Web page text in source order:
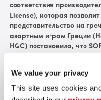
We value your privacy
This site uses cookies
соответствия
License), которая
представительство на
азартным играм Греции
HGC) постановила, что
Лицензия категории А.1
услуги организаторам
в течение 7 лет. Согласно